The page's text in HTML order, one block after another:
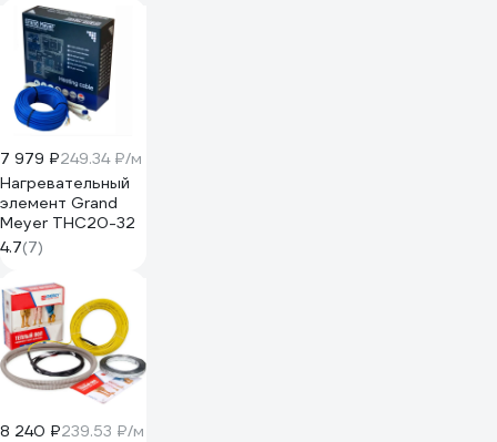
7 979 ₽249.34 ₽/м
Нагревательный
элемент Grand
Meyer THC20-32
4.7(7)
8 240 ₽239.53 ₽/м